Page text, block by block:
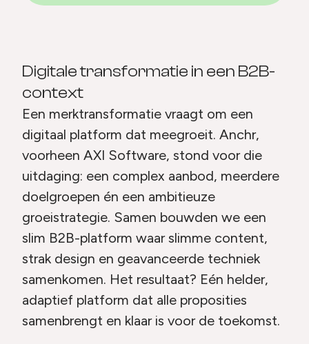
Digitale transformatie in een B2B-
context
Een merktransformatie vraagt om een
digitaal platform dat meegroeit. Anchr,
voorheen AXI Software, stond voor die
uitdaging: een complex aanbod, meerdere
doelgroepen én een ambitieuze
groeistrategie. Samen bouwden we een
slim B2B-platform waar slimme content,
strak design en geavanceerde techniek
samenkomen. Het resultaat? Eén helder,
adaptief platform dat alle proposities
samenbrengt en klaar is voor de toekomst.